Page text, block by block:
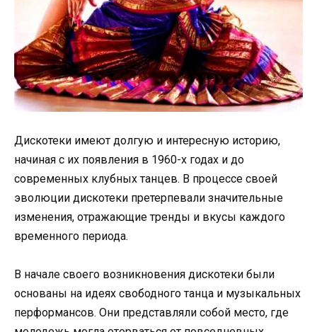
Дискотеки имеют долгую и интересную историю,
начиная с их появления в 1960-х годах и до
современных клубных танцев. В процессе своей
эволюции дискотеки претерпевали значительные
изменения, отражающие тренды и вкусы каждого
временного периода.
В начале своего возникновения дискотеки были
основаны на идеях свободного танца и музыкальных
перформансов. Они представляли собой место, где